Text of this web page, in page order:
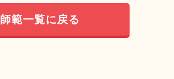
師範一覧に戻る